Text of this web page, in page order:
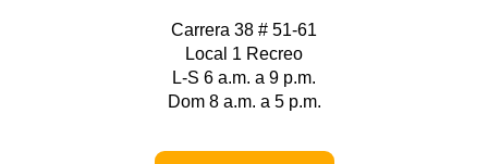
Carrera 38 # 51-61
Local 1 Recreo
L-S 6 a.m. a 9 p.m.
Dom 8 a.m. a 5 p.m.